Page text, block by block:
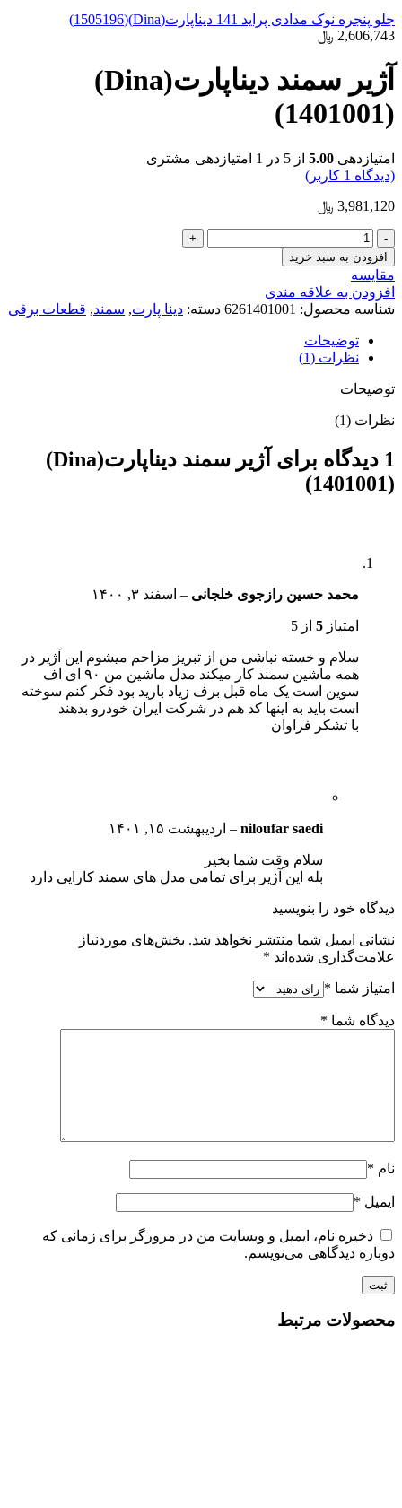
جلو پنجره نوک مدادی پراید 141 دیناپارت(Dina)(1505196)
2,606,743 ﷼
آژیر سمند دیناپارت(Dina)
(1401001)
امتیازدهی 5.00 از 5 در 1 امتیازدهی مشتری
(دیدگاه 1 کاربر)
3,981,120 ﷼
آژیر
سمند
دیناپارت(Dina)
(1401001)
عدد
افزودن به سبد خرید
مقایسه
افزودن به علاقه مندی
شناسه محصول: 6261401001 دسته: دینا پارت, سمند, قطعات برقی
توضیحات
نظرات (1)
توضیحات
نظرات (1)
1 دیدگاه برای
آژیر سمند دیناپارت(Dina)
(1401001)
محمد حسین رازجوی خلجانی – اسفند ۳, ۱۴۰۰
امتیاز 5 از 5
سلام و خسته نباشی من از تبریز مزاحم میشوم این آژیر در
همه ماشین سمند کار میکند مدل ماشین من ۹۰ ای اف
سوین است یک ماه قبل برف زیاد بارید بود فکر کنم سوخته
است باید به اینها کد هم در شرکت ایران خودرو بدهند
با تشکر فراوان
niloufar saedi
– اردیبهشت ۱۵, ۱۴۰۱
سلام وقت شما بخیر
بله این آژیر برای تمامی مدل های سمند کارایی دارد
دیدگاه خود را بنویسید
نشانی ایمیل شما منتشر نخواهد شد. بخش‌های موردنیاز
علامت‌گذاری شده‌اند *
امتیاز شما *
دیدگاه شما *
نام *
ایمیل *
ذخیره نام، ایمیل و وبسایت من در مرورگر برای زمانی که
دوباره دیدگاهی می‌نویسم.
محصولات مرتبط